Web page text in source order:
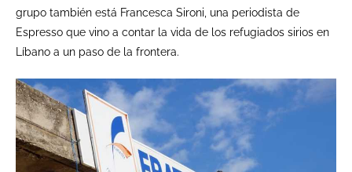
grupo también está Francesca Sironi, una periodista de
Espresso que vino a contar la vida de los refugiados sirios en
Líbano a un paso de la frontera.